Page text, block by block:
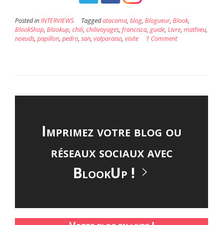
Posted inINTERVIEWS Taggedatacama, blog, Blogueur, Blook,
BlookShop, Blookup, chili, chilivoyages, francisca, guide, Livre, mathieu,
noeuds, papillon, pedro, san, valparaiso, visite 1 Comment
Imprimez votre blog ou
réseaux sociaux avec
BlookUp !